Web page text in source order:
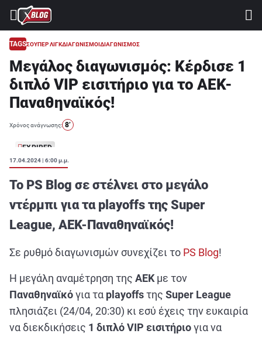
⚽ ΜΟΥΝΤΙΑΛ 2026
ΣΤΟΙΧΗΜΑ
CASINO
ΠΡΟΓΝΩΣΤΙΚΑ ΤIPSTERS
ΠΡΟΓΝΩΣΤΙΚΑ ΚΑΤΗΓΟΡΙΕΣ
ΔΙΑΓΩΝΙΣΜΟΙ
TSILI LEAGUE
RETRO
BLOGS
ΣΥΝΕΝΤΕΥΞΕΙΣ
ΑΘΛΗΤΙΚΕΣ ΜΕΤΑΔΟΣΕΙΣ
TAGSΣΟΥΠΕΡ ΛΙΓΚΔΙΑΓΩΝΙΣΜΟΙΔΙΑΓΩΝΙΣΜΟΣ
Μεγάλος διαγωνισμός: Κέρδισε 1
διπλό VIP εισιτήριο για το ΑΕΚ-
Παναθηναϊκός!
Χρόνος ανάγνωσης: 8’
EXPIRED
17.04.2024 | 6:00 μ.μ.
Το PS Blog σε στέλνει στο μεγάλο
ντέρμπι για τα playoffs της Super
League, ΑΕΚ-Παναθηναϊκός!
Σε ρυθμό διαγωνισμών συνεχίζει το PS Blog!
Η μεγάλη αναμέτρηση της ΑΕΚμε τον
Παναθηναϊκόγια τα playoffsτης Super League
πλησιάζει (24/04, 20:30) κι εσύ έχεις την ευκαιρία
να διεκδικήσεις 1 διπλό VIP εισιτήριογια να